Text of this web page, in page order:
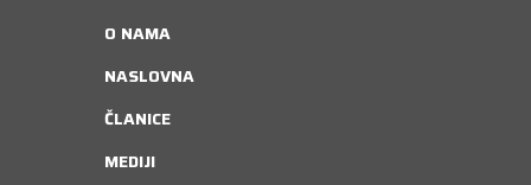
O NAMA
NASLOVNA
ČLANICE
MEDIJI